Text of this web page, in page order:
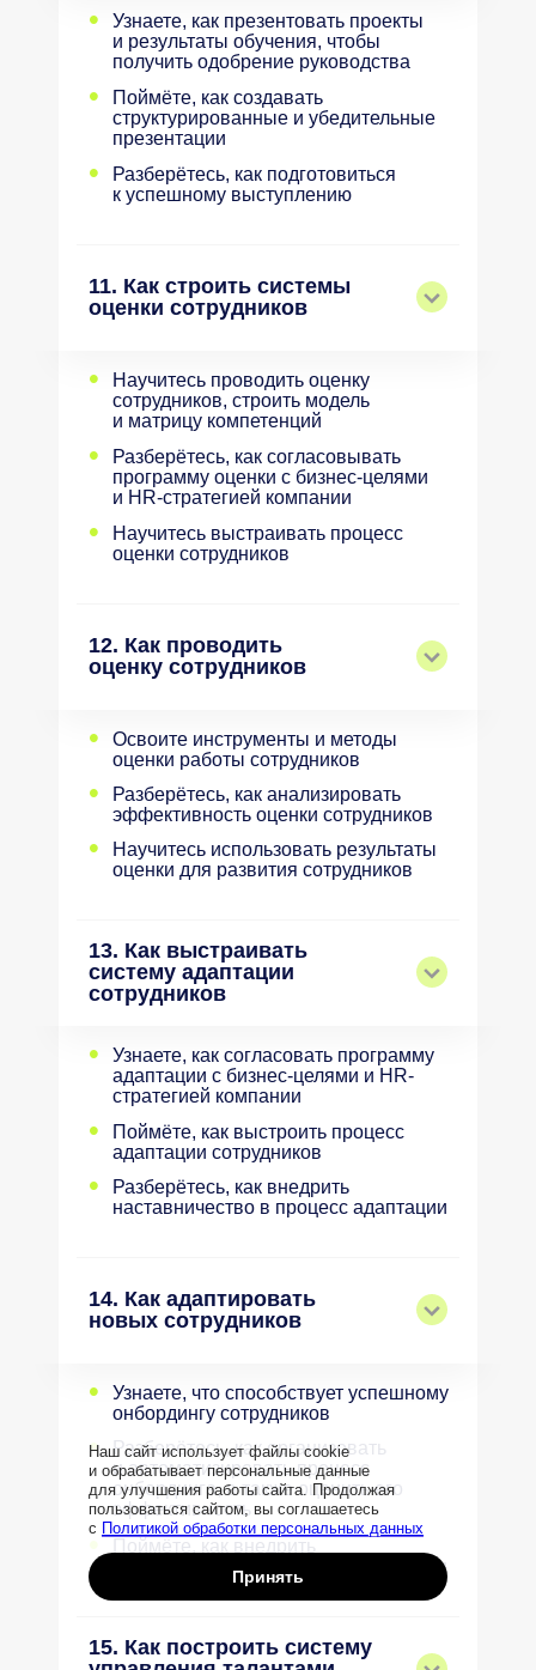
Разберётесь, как подготовиться
к успешному выступлению
•
Поймёте, как создавать
структурированные и убедительные
презентации
•
Узнаете, как презентовать проекты
и результаты обучения, чтобы
получить одобрение руководства
•
11. Как строить системы
оценки сотрудников
Разберётесь, как согласовывать
программу оценки с бизнес-целями
и HR-стратегией компании
•
Научитесь проводить оценку
сотрудников, строить модель
и матрицу компетенций
•
Научитесь выстраивать процесс
оценки сотрудников
•
12. Как проводить
оценку сотрудников
Научитесь использовать результаты
оценки для развития сотрудников
•
Разберётесь, как анализировать
эффективность оценки сотрудников
•
Освоите инструменты и методы
оценки работы сотрудников
•
13. Как выстраивать
систему адаптации
сотрудников
Разберётесь, как внедрить
наставничество в процесс адаптации
•
Поймёте, как выстроить процесс
адаптации сотрудников
•
Узнаете, как согласовать программу
адаптации с бизнес-целями и HR-
стратегией компании
•
14. Как адаптировать
новых сотрудников
Поймёте, как внедрить
наставничество в процесс адаптации
•
Разберётесь, как организовать
и автоматизировать процесс
онбординга, а также оценить его
эффективность
•
Узнаете, что способствует успешному
онбордингу сотрудников
•
15. Как построить систему
Принять
Наш сайт использует файлы cookie
и обрабатывает персональные данные
для улучшения работы сайта. Продолжая
пользоваться сайтом, вы соглашаетесь
с Политикой обработки персональных данных